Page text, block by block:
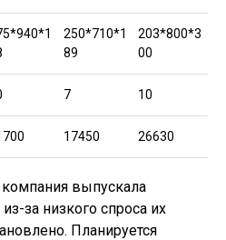
250*710*1
89
203*800*3
00
7 10
17450 26630
выпускала
за низкого спроса их
Планируется